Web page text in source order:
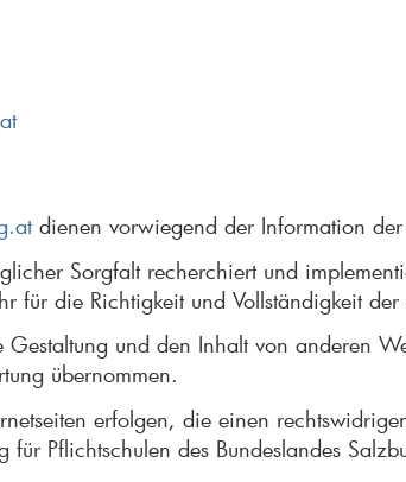
dienen vorwiegend der Information der
Sorgfalt recherchiert und
für die Richtigkeit und Vollständigkeit
Gestaltung und den Inhalt von anderen
übernommen.
erfolgen, die einen
für Pflichtschulen des Bundeslandes